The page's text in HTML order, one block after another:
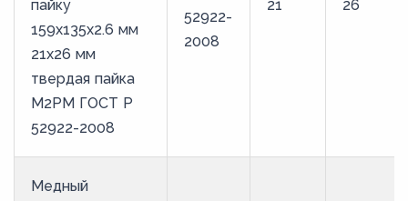
пайку
159х135х2.6 мм
21х26 мм
твердая пайка
М2РМ ГОСТ Р
52922-2008
52922-
2008
21 26
Медный